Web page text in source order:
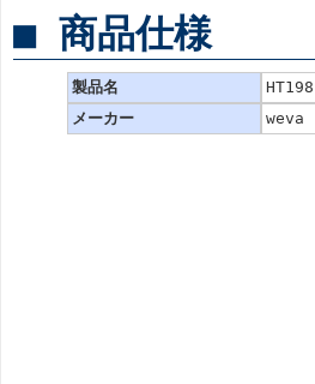
■ 商品仕様
製品名
メーカー
weva